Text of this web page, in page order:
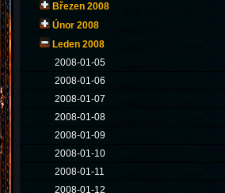
Březen 2008
Únor 2008
Leden 2008
2008-01-05
2008-01-06
2008-01-07
2008-01-08
2008-01-09
2008-01-10
2008-01-11
2008-01-12